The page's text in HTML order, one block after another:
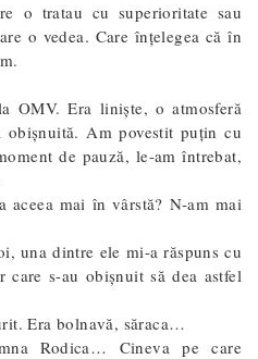
o tratau cu superioritate sau
o vedea. Care înțelegea că în
OMV. Era liniște, o atmosferă
Am povestit puțin cu
de pauză, le-am întrebat,
aceea mai în vârstă? N-am mai
una dintre ele mi-a răspuns cu
care s-au obișnuit să dea astfel
Era bolnavă, săraca…
Rodica… Cineva pe care